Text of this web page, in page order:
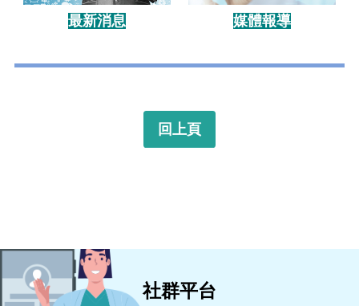
最新消息 媒體報導
回上頁
社群平台